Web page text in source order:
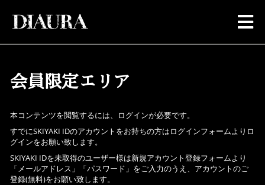
会員限定エリア
本コンテンツを閲覧するには、ログインが必要です。
すでにSKIYAKI IDのアカウントをお持ちの方はログインフォームよりロ
グインをお願い致します。
SKIYAKI IDを未取得のユーザー様は新規アカウント登録フォームより
「メールアドレス」「パスワード」をご入力のうえ、アカウントのご
登録(無料)をお願い致します。